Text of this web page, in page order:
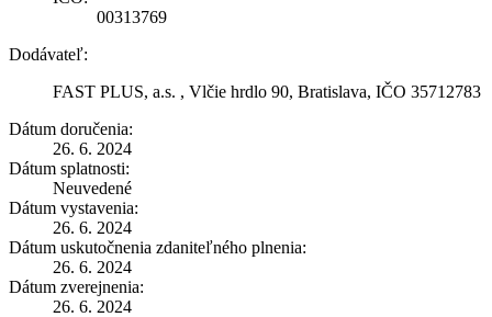
00313769
Dodávateľ:
FAST PLUS, a.s. , Vlčie hrdlo 90, Bratislava, IČO 35712783
Dátum doručenia:
26. 6. 2024
Dátum splatnosti:
Neuvedené
Dátum vystavenia:
26. 6. 2024
Dátum uskutočnenia zdaniteľného plnenia:
26. 6. 2024
Dátum zverejnenia:
26. 6. 2024